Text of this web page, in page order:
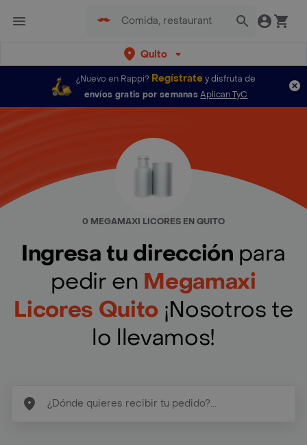
Quito
¿Nuevo en Rappi? Regístratey disfruta de
envíos gratis por semanas Aplican TyC
0 MEGAMAXI LICORES EN QUITO
Ingresa tu dirección para
pedir en Megamaxi
Licores Quito ¡Nosotros te
lo llevamos!